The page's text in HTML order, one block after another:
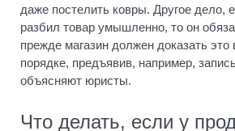
даже постелить ковры. Другое дело,
разбил товар умышленно, то он
прежде магазин должен доказать
порядке, предъявив, например,
объясняют юристы.
Что делать, если у